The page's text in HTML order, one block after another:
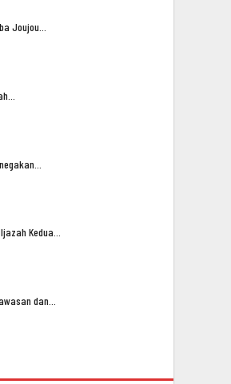
Joujou…
Kedua…
dan…